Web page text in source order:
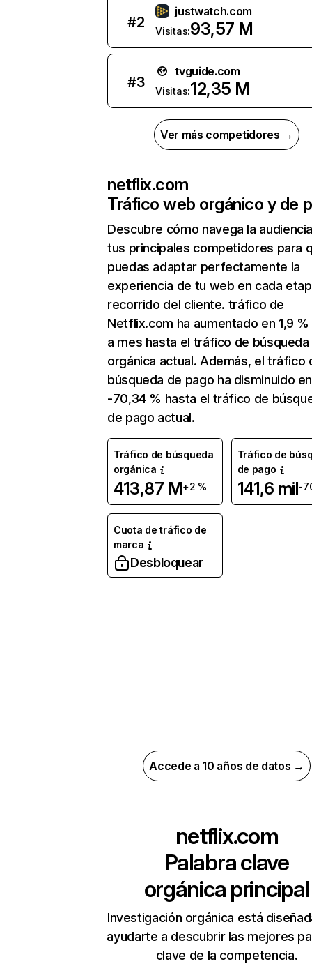
#2
justwatch.com
Visitas:93,57 M
#3
tvguide.com
Visitas:12,35 M
Ver más competidores →
netflix.com
Tráfico web orgánico y de
Descubre cómo navega la
tus principales competidores para
puedas adaptar perfectamente la
experiencia de tu web en cada
recorrido del cliente. tráfico de
Netflix.com ha aumentado en 1,9
a mes hasta el tráfico de búsqueda
orgánica actual. Además, el tráfico
búsqueda de pago ha disminuido en
-70,34 % hasta el tráfico de
de pago actual.
Tráfico de búsqueda
orgánica
413,87 M+2 %
Tráfico de
de pago
141,6 mil-
Cuota de tráfico de
marca
Desbloquear
Accede a 10 años de datos →
netflix.com
Palabra clave
orgánica principal
Investigación orgánica está
ayudarte a descubrir las mejores
clave de la competencia.